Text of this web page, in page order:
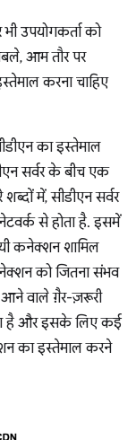
उपयोगकर्ता को
आम तौर पर
करना चाहिए
का इस्तेमाल
सर्वर के बीच एक
में, सीडीएन सर्वर
से होता है. इसमें
कनेक्शन शामिल
को जितना संभव
वाले ग़ैर-ज़रूरी
है और इसके लिए कई
का इस्तेमाल करने